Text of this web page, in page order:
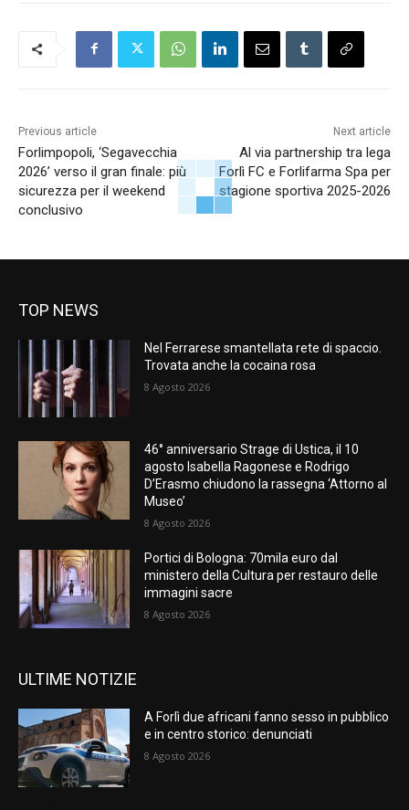
Previous article
Forlimpopoli, ‘Segavecchia
2026’ verso il gran finale: più
sicurezza per il weekend
conclusivo
Next article
Al via partnership tra lega
Forlì FC e Forlifarma Spa per
stagione sportiva 2025-2026
TOP NEWS
Nel Ferrarese smantellata rete di spaccio.
Trovata anche la cocaina rosa
8 Agosto 2026
46° anniversario Strage di Ustica, il 10
agosto Isabella Ragonese e Rodrigo
D’Erasmo chiudono la rassegna ‘Attorno al
Museo’
8 Agosto 2026
Portici di Bologna: 70mila euro dal
ministero della Cultura per restauro delle
immagini sacre
8 Agosto 2026
ULTIME NOTIZIE
A Forlì due africani fanno sesso in pubblico
e in centro storico: denunciati
8 Agosto 2026